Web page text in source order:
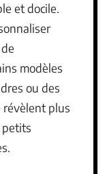
et docile.
modèles
ou des
révèlent plus
petits